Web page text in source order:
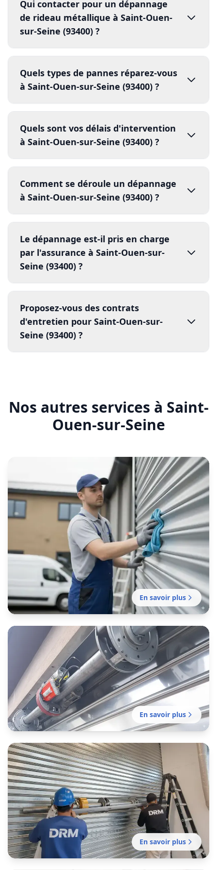
certifiés
30 minutes
débloquer réparer sécuriser
toutes les pannes de
rideaux métalliques
Blocage complet
Lames déformées
Moteur en panne
Serrureforcée
pièces de
rechange
Quels sont vos délais d'intervention
à Saint-Ouen-sur-Seine (93400) ?
intervention sous 30 minutes
jour même
48h
Comment se déroule un dépannage
à Saint-Ouen-sur-Seine (93400) ?
2.
3. réparation
4.
compte rendu détaillé
Le dépannage est-il pris en charge
par l'assurance à Saint-Ouen-sur-
vandalisme effraction
dégâts climatiques
assurance
facture détaillée
Proposez-vous des contrats
Seine (93400) ?
contrats d'entretien annuels
80% les risques de panne
Nos autres services à Saint-
Ouen-sur-Seine
Entretien rideau métallique
Saint-Ouen-sur-Seine
Contrat d'entretien préventif pour garantir le
bon fonctionnement de vos fermetures
métalliques. Mission sans délai.
En savoir plus
Motorisation rideau métallique
Saint-Ouen-sur-Seine
Motorisation sans délai de votre rideau manuel
existant pour plus de confort et de sécurité.
En savoir plus
Installation rideau métallique
Saint-Ouen-sur-Seine
Installation professionnelle de fermeture en
métal pour commerce, entrepôt ou local
professionnel. Mission sans délai.
En savoir plus